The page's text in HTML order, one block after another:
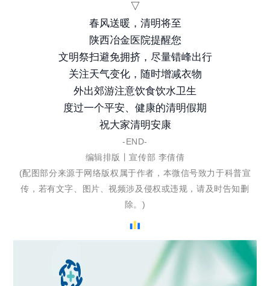
▽
春风送暖，清明将至
陕西冶金医院提醒您
文明祭扫避免拥挤，尽量错峰出行
关注天气变化，随时增减衣物
外出郊游注意饮食饮水卫生
度过一个平安、健康的清明假期
祝大家清明安康
-END-
编辑排版丨宣传部 李倩倩
(配图部分来源于网络版权属于作者，本微信号致力于科普宣
传，若有文字、图片、视频涉及侵权或违规，请及时告知删
除。)